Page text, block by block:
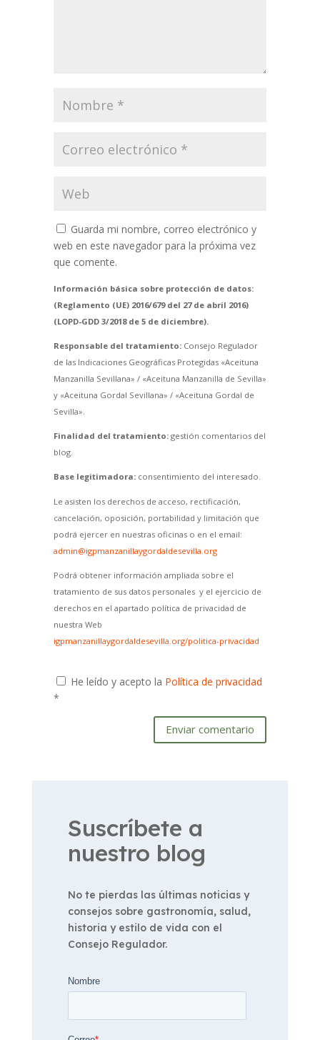
Guarda mi nombre, correo electrónico y
web en este navegador para la próxima vez
que comente.
Información básica sobre protección de datos:
(Reglamento (UE) 2016/679 del 27 de abril 2016)
(LOPD-GDD 3/2018 de 5 de diciembre).
Responsable del tratamiento:Consejo Regulador
de las Indicaciones Geográficas Protegidas «Aceituna
Manzanilla Sevillana» / «Aceituna Manzanilla de Sevilla»
y «Aceituna Gordal Sevillana» / «Aceituna Gordal de
Sevilla».
Finalidad del tratamiento:gestión comentarios del
blog.
Base legitimadora:consentimiento del interesado.
Le asisten los derechos de acceso, rectificación,
cancelación, oposición, portabilidad y limitación que
podrá ejercer en nuestras oficinas o en el email:
admin@igpmanzanillaygordaldesevilla.org
Podrá obtener información ampliada sobre el
tratamiento de sus datos personales y el ejercicio de
derechos en el apartado política de privacidad de
nuestra Web
igpmanzanillaygordaldesevilla.org/politica-privacidad
He leído y acepto la Política de privacidad
*
Enviar comentario
Suscríbete a
nuestro blog
No te pierdas las últimas noticias y
consejos sobre gastronomía, salud,
historia y estilo de vida con el
Consejo Regulador.